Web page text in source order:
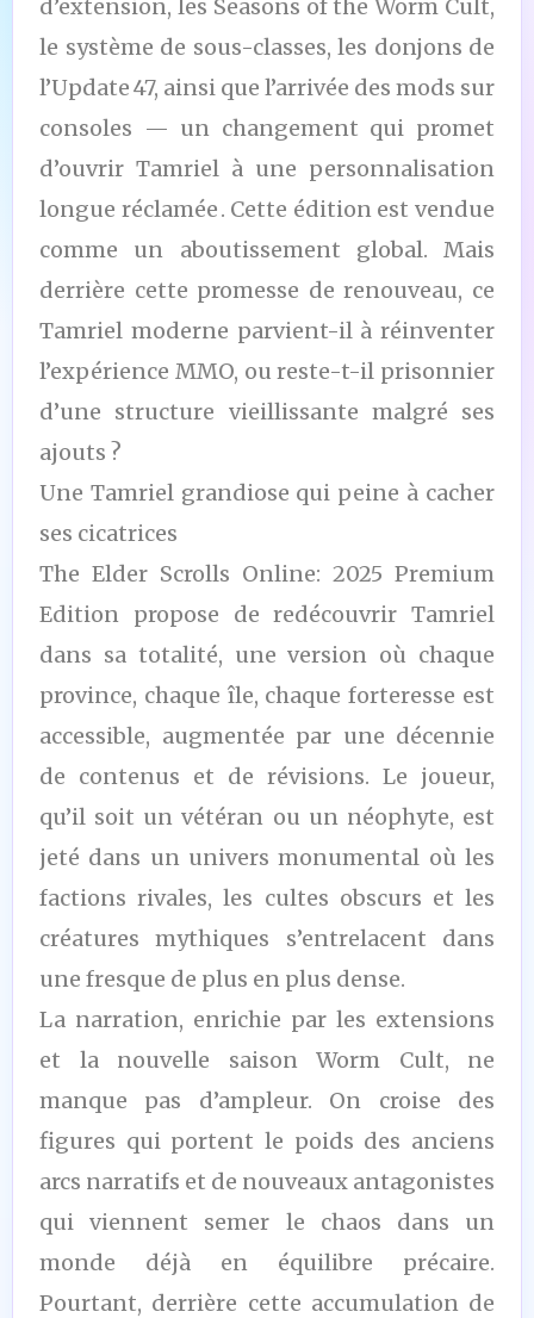
d’extension, les Seasons of the Worm Cult,
le système de sous-classes, les donjons de
l’Update 47, ainsi que l’arrivée des mods sur
consoles — un changement qui promet
d’ouvrir Tamriel à une personnalisation
longue réclamée . Cette édition est vendue
comme un aboutissement global. Mais
derrière cette promesse de renouveau, ce
Tamriel moderne parvient-il à réinventer
l’expérience MMO, ou reste-t-il prisonnier
d’une structure vieillissante malgré ses
ajouts ?
Une Tamriel grandiose qui peine à cacher
ses cicatrices
The Elder Scrolls Online: 2025 Premium
Edition propose de redécouvrir Tamriel
dans sa totalité, une version où chaque
province, chaque île, chaque forteresse est
accessible, augmentée par une décennie
de contenus et de révisions. Le joueur,
qu’il soit un vétéran ou un néophyte, est
jeté dans un univers monumental où les
factions rivales, les cultes obscurs et les
créatures mythiques s’entrelacent dans
une fresque de plus en plus dense.
La narration, enrichie par les extensions
et la nouvelle saison Worm Cult, ne
manque pas d’ampleur. On croise des
figures qui portent le poids des anciens
arcs narratifs et de nouveaux antagonistes
qui viennent semer le chaos dans un
monde déjà en équilibre précaire.
Pourtant, derrière cette accumulation de